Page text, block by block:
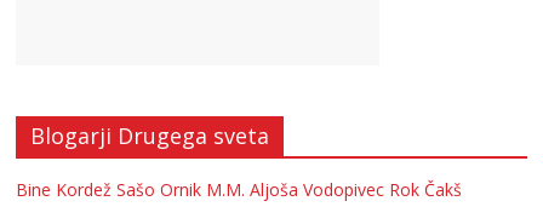
Blogarji Drugega sveta
Bine Kordež Sašo Ornik M.M. Aljoša Vodopivec Rok Čakš